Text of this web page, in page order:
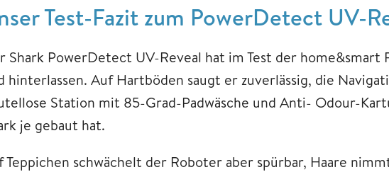
Test-Fazit zum PowerDetect UV-
Shark PowerDetect UV-Reveal hat im Test der home&smart
hinterlassen. Auf Hartböden saugt er zuverlässig, die
Station mit 85-Grad-Padwäsche und Anti- Odour-
je gebaut hat.
Teppichen schwächelt der Roboter aber spürbar, Haare